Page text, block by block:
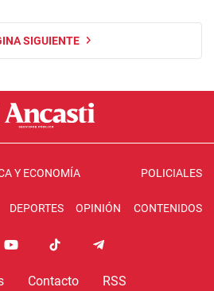
SIGUIENTE
Y ECONOMÍA POLICIALES
DEPORTES OPINIÓN CONTENIDOS
Contacto RSS